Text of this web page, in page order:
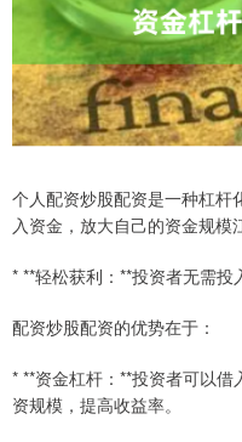
个人配资炒股配资是一种杠杆
入资金，放大自己的资金规模
* **轻松获利：**投资者无需投
配资炒股配资的优势在于：
* **资金杠杆：**投资者可以
资规模，提高收益率。